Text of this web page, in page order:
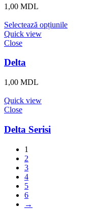
1,00 MDL
Selectează opțiunile
Quick view
Close
Delta
1,00 MDL
Quick view
Close
Delta Serisi
1
2
3
4
5
6
→